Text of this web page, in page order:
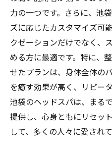
池袋の隠れ家で受
緊張をほぐすため
ニック
都会のオアシスで
池袋の隠れ家での
整体とヘッドスパで
身体と心のバラン
池袋でのヘッドス
力の一つです。さらに、池
ズに応じたカスタマイズ可
クゼーションだけでなく、
める方に最適です。特に、
せたプランは、身体全体の
を癒す効果が高く、リピー
池袋のヘッドスパは、まる
提供し、心身ともにリセッ
して、多くの人々に愛されて